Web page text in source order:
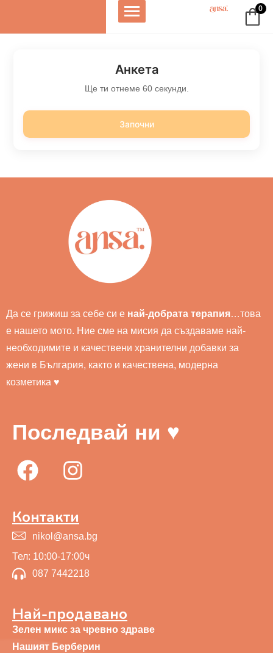
0
Анкета
Ще ти отнеме 60 секунди.
Започни
Да се грижиш за себе си е най-добрата терапия…това
е нашето мото. Ние сме на мисия да създаваме най-
необходимите и качествени хранителни добавки за
жени в България, както и качествена, модерна
козметика ♥
Последвай ни ♥
Контакти
nikol@ansa.bg
Тел: 10:00-17:00ч
087 7442218
Най-продавано
Зелен микс за чревно здраве
Нашият Берберин